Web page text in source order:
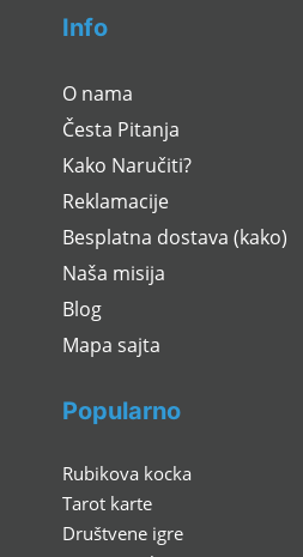
Info
O nama
Česta Pitanja
Kako Naručiti?
Reklamacije
Besplatna dostava (kako)
Naša misija
Blog
Mapa sajta
Popularno
Rubikova kocka
Tarot karte
Društvene igre